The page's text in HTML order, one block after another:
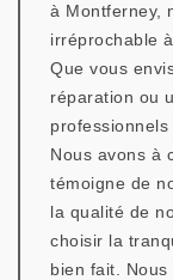
à Montferney,
irréprochable
Que vous
réparation ou
Nous avons à
témoigne de
la qualité de
choisir la
bien fait.